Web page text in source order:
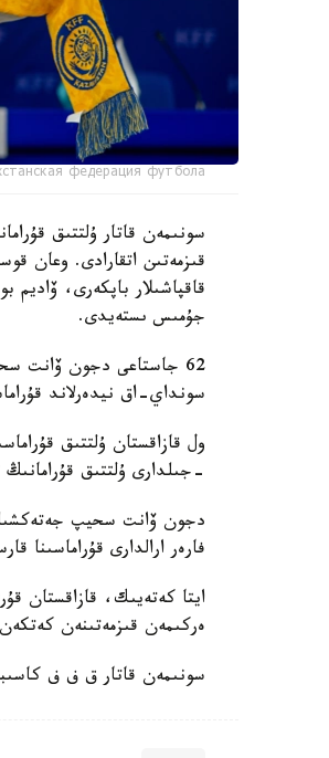
федерация футбола
سونىمەن قاتار ۇلتتىق
قىزمەتىن اتقارادى. وعان
قاقپاشىلار باپكەرى،
جۇمىس ىستەيدى.
62 جاستاعى دجون ۆانت
سونداي-اق نيدەرلاند
-جىلدارى ۇلتتىق
فارەر ارالدارى قۇراماسىنا
ايتا كەتەيىك، قازاقستان
ەركىمەن قىزمەتىنەن
سونىمەن قاتار ق ف ف